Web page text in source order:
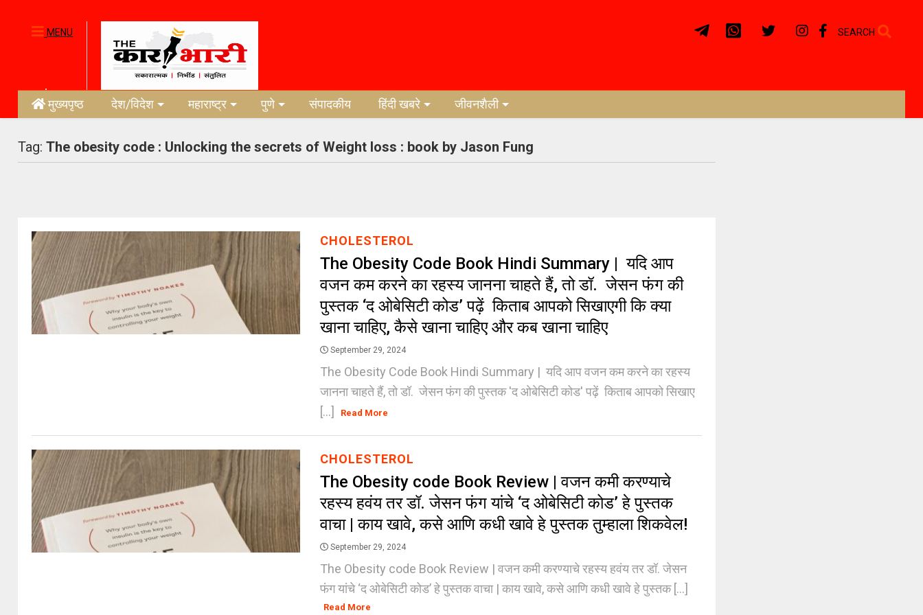
MENU SEARCH
मुख्यपृष्ठ देश/विदेश महाराष्ट्र पुणे संपादकीय हिंदी खबरे जीवनशैली
Tag:The obesity code : Unlocking the secrets of Weight loss : book by Jason Fung
CHOLESTEROL
The Obesity Code Book Hindi Summary | यदि आप
वजन कम करने का रहस्य जानना चाहते हैं, तो डॉ. जेसन फंग की
पुस्तक ‘द ओबेसिटी कोड’ पढ़ें किताब आपको सिखाएगी कि क्या
खाना चाहिए, कैसे खाना चाहिए और कब खाना चाहिए
September 29, 2024
The Obesity Code Book Hindi Summary | यदि आप वजन कम करने का रहस्य
जानना चाहते हैं, तो डॉ. जेसन फंग की पुस्तक 'द ओबेसिटी कोड' पढ़ें किताब आपको सिखाए
[...]
Read More
CHOLESTEROL
The Obesity code Book Review | वजन कमी करण्याचे
रहस्य हवंय तर डॉ. जेसन फंग यांचे ‘द ओबेसिटी कोड’ हे पुस्तक
वाचा | काय खावे, कसे आणि कधी खावे हे पुस्तक तुम्हाला शिकवेल!
September 29, 2024
The Obesity code Book Review | वजन कमी करण्याचे रहस्य हवंय तर डॉ. जेसन
फंग यांचे ‘द ओबेसिटी कोड’ हे पुस्तक वाचा | काय खावे, कसे आणि कधी खावे हे पुस्तक [...]
Read More